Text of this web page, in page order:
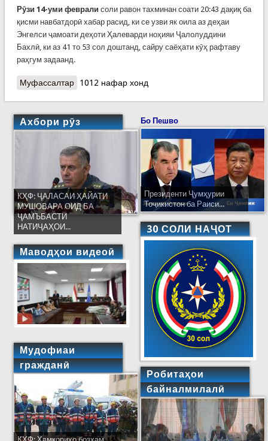
Рӯзи 14-уми феврали соли равон тахминан соати 20:43 дақиқ ба
қисми навбатдорӣ хабар расид, ки се узви як оила аз деҳаи
Энгелси ҷамоати деҳоти Ҳалеварди ноҳияи Ҷалолуддини
Бахлӣ, ки аз 41 то 53 сол доштанд, сайру саёҳати кӯҳ рафтаву
раҳгум задаанд.
Муфассалтаро Наҷоти се кӯҳард, узви як оила дар кӯҳҳои
1012 нафар хонд
Ахбори рӯз
КҲФ: ҶАЛАСАИ ҲАЙАТИ
МУШОВАРА ОИД БА
ҶАМЪБАСТИ
НАТИҶАҲОИ...
Маводҳои видеоӣ
Мудофиаи
гражданӣ
Бо Пешво
Президенти Ҷумҳурии
Тоҷикистон ба Раиси...
30 СОЛИ НАҶОТ
Робитаҳои
байналмилалӣ